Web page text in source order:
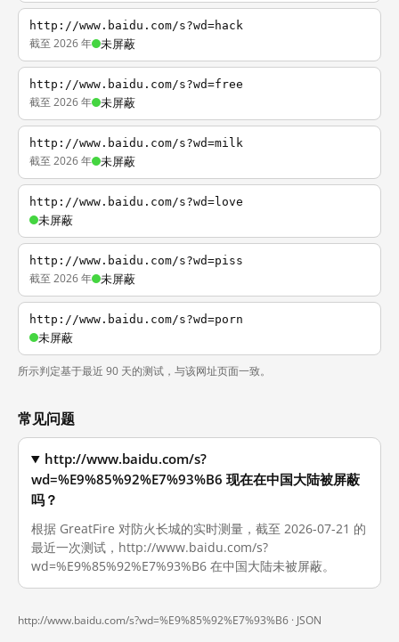
http://www.baidu.com/s?wd=hack
截至 2026 年 未屏蔽
http://www.baidu.com/s?wd=free
截至 2026 年 未屏蔽
http://www.baidu.com/s?wd=milk
截至 2026 年 未屏蔽
http://www.baidu.com/s?wd=love
未屏蔽
http://www.baidu.com/s?wd=piss
截至 2026 年 未屏蔽
http://www.baidu.com/s?wd=porn
未屏蔽
所示判定基于最近 90 天的测试，与该网址页面一致。
常见问题
http://www.baidu.com/s?
wd=%E9%85%92%E7%93%B6 现在在中国大陆被屏蔽
吗？
根据 GreatFire 对防火长城的实时测量，截至 2026-07-21 的
最近一次测试，http://www.baidu.com/s?
wd=%E9%85%92%E7%93%B6 在中国大陆未被屏蔽。
http://www.baidu.com/s?wd=%E9%85%92%E7%93%B6 · JSON